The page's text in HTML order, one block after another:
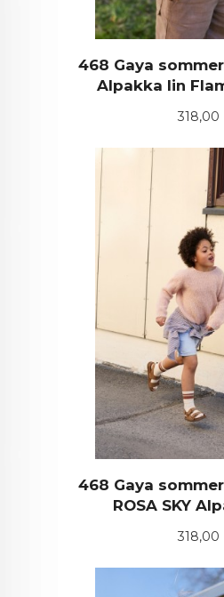
468 Gaya
Alpakka lin
Pris
318,00
468 Gaya
ROSA SKY
Pris
318,00